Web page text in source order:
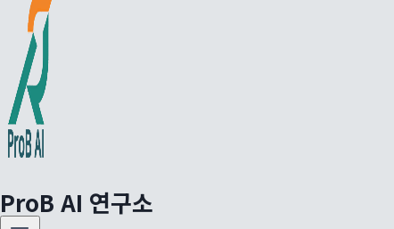
ProB AI 연구소